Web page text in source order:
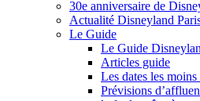
30e anniversaire de
Actualité Disneyland
Le Guide
Le Guide
Articles guide
Les dates les
Prévisions